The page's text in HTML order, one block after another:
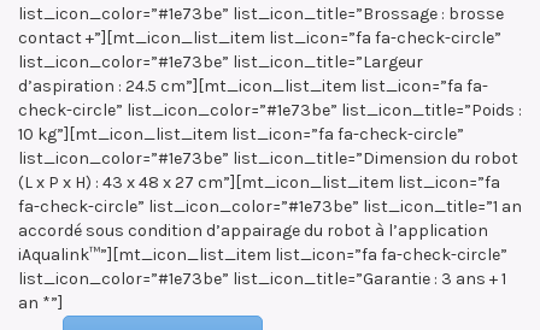
list_icon_color=”#1e73be” list_icon_title=”Brossage : brosse
contact +”][mt_icon_list_item list_icon=”fa fa-check-circle”
list_icon_color=”#1e73be” list_icon_title=”Largeur
d’aspiration : 24.5 cm”][mt_icon_list_item list_icon=”fa fa-
check-circle” list_icon_color=”#1e73be” list_icon_title=”Poids :
10 kg”][mt_icon_list_item list_icon=”fa fa-check-circle”
list_icon_color=”#1e73be” list_icon_title=”Dimension du robot
(L x P x H) : 43 x 48 x 27 cm”][mt_icon_list_item list_icon=”fa
fa-check-circle” list_icon_color=”#1e73be” list_icon_title=”1 an
accordé sous condition d’appairage du robot à l’application
iAqualink™”][mt_icon_list_item list_icon=”fa fa-check-circle”
list_icon_color=”#1e73be” list_icon_title=”Garantie : 3 ans + 1
an *”]